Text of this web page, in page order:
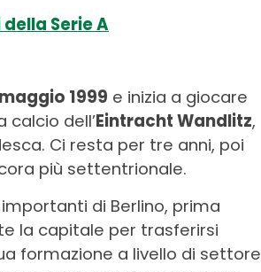
Serie A
1999 e inizia a giocare
calcio dell’Eintracht Wandlitz,
Ci resta per tre anni, poi
più settentrionale.
di Berlino, prima
la capitale per trasferirsi
formazione a livello di settore